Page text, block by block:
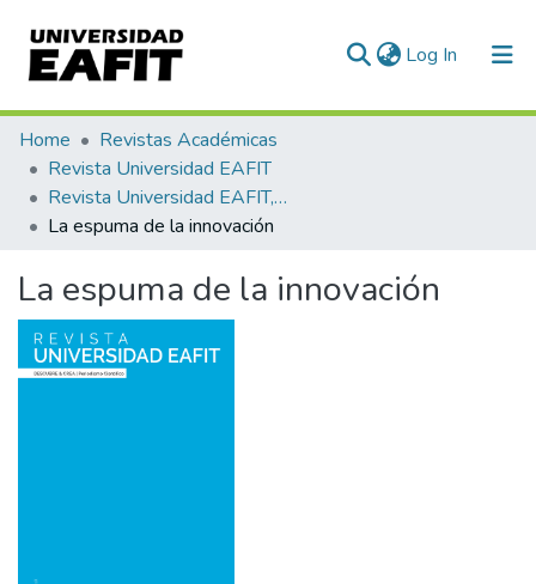
Log In (current)
Communities & Collections
All of DSpace
Statistics
Home
Revistas Académicas
Revista Universidad EAFIT
Revista Universidad EAFIT, Vol. 45, Núm. 155 (2009)
La espuma de la innovación
La espuma de la innovación